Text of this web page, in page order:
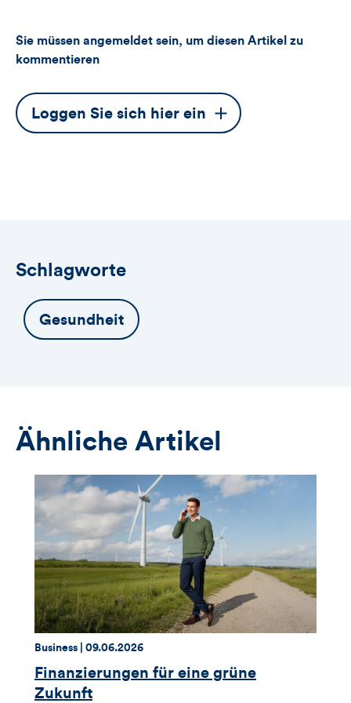
Sie müssen angemeldet sein, um diesen Artikel zu
kommentieren
Dieser
Button
Loggen Sie sich hier ein
Schlagworte
Gesundheit
Ähnliche Artikel
Thema:
Business | Datum:
09.06.2026
Finanzierungen für eine grüne
Zukunft